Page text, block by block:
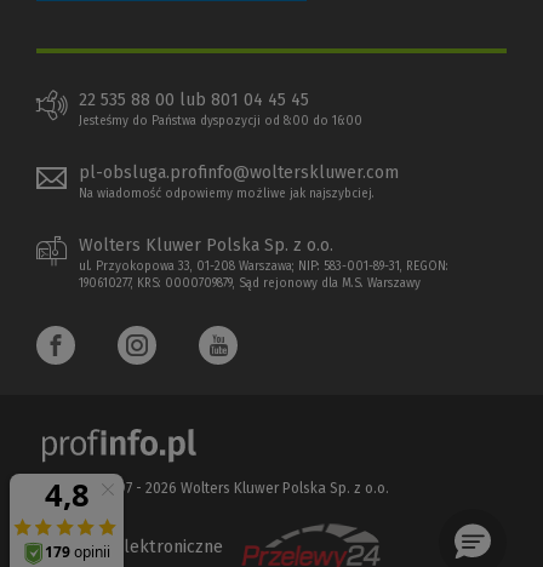
22 535 88 00 lub 801 04 45 45
Jesteśmy do Państwa dyspozycji od 8:00 do 16:00
pl-obsluga.profinfo@wolterskluwer.com
Na wiadomość odpowiemy możliwe jak najszybciej.
Wolters Kluwer Polska Sp. z o.o.
ul. Przyokopowa 33, 01-208 Warszawa; NIP: 583-001-89-31, REGON:
190610277, KRS: 0000709879, Sąd rejonowy dla M.S. Warszawy
Copyright 1997 - 2026 Wolters Kluwer Polska Sp. z o.o.
Płatności elektroniczne
(Nowe
(Link